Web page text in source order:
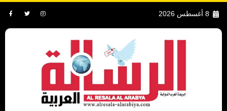
8 أغسطس 2026